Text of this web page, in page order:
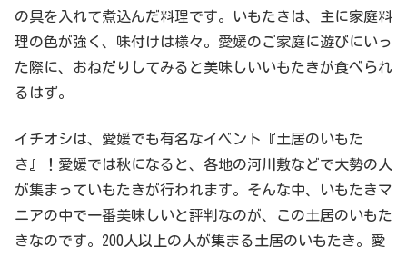
の具を入れて煮込んだ料理です。いもたきは、主に家庭料
理の色が強く、味付けは様々。愛媛のご家庭に遊びにいっ
た際に、おねだりしてみると美味しいいもたきが食べられ
るはず。
イチオシは、愛媛でも有名なイベント『土居のいもた
き』！愛媛では秋になると、各地の河川敷などで大勢の人
が集まっていもたきが行われます。そんな中、いもたきマ
ニアの中で一番美味しいと評判なのが、この土居のいもた
きなのです。200人以上の人が集まる土居のいもたき。愛